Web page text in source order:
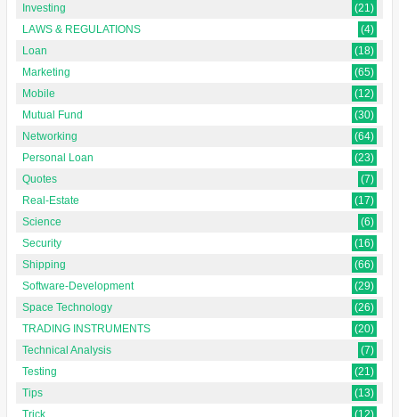
Investing
(21)
LAWS & REGULATIONS
(4)
Loan
(18)
Marketing
(65)
Mobile
(12)
Mutual Fund
(30)
Networking
(64)
Personal Loan
(23)
Quotes
(7)
Real-Estate
(17)
Science
(6)
Security
(16)
Shipping
(66)
Software-Development
(29)
Space Technology
(26)
TRADING INSTRUMENTS
(20)
Technical Analysis
(7)
Testing
(21)
Tips
(13)
Trick
(12)